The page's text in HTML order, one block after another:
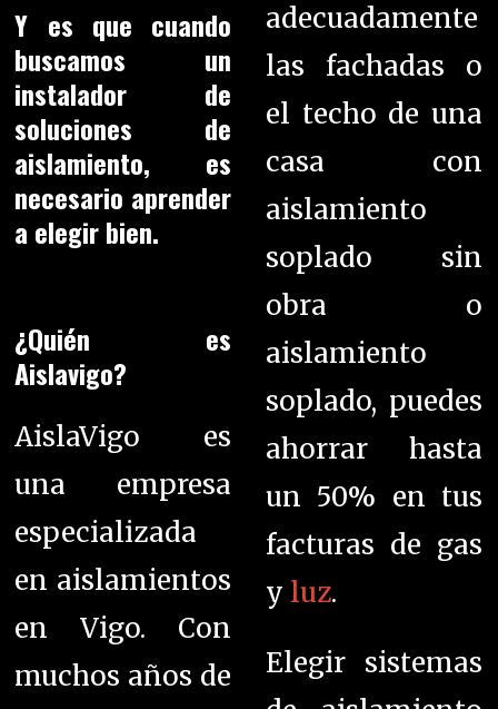
Y es que cuando
buscamos un
instalador de
soluciones de
aislamiento, es
necesario aprender
a elegir bien.
¿Quién es
Aislavigo?
AislaVigo es
una empresa
especializada
en aislamientos
en Vigo. Con
muchos años de
adecuadamente
las fachadas o
el techo de una
casa con
aislamiento
soplado sin
obra o
aislamiento
soplado, puedes
ahorrar hasta
un 50% en tus
facturas de gas
y luz.
Elegir sistemas